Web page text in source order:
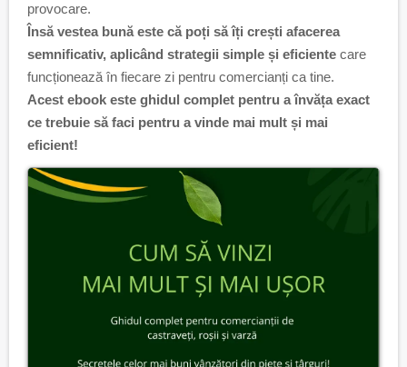
provocare.
Însă vestea bună este că poți să îți crești afacerea
semnificativ, aplicând strategii simple și eficiente care
funcționează în fiecare zi pentru comercianți ca tine.
Acest ebook este ghidul complet pentru a învăța exact
ce trebuie să faci pentru a vinde mai mult și mai
eficient!